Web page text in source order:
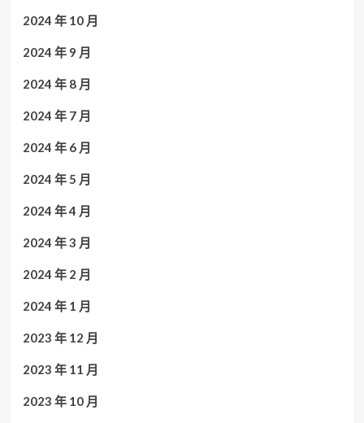
2024 年 10 月
2024 年 9 月
2024 年 8 月
2024 年 7 月
2024 年 6 月
2024 年 5 月
2024 年 4 月
2024 年 3 月
2024 年 2 月
2024 年 1 月
2023 年 12 月
2023 年 11 月
2023 年 10 月